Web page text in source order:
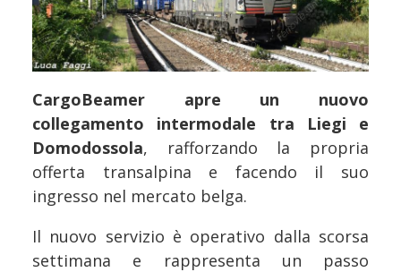
CargoBeamer apre un nuovo
collegamento intermodale tra Liegi e
Domodossola, rafforzando la propria
offerta transalpina e facendo il suo
ingresso nel mercato belga.
Il nuovo servizio è operativo dalla scorsa
settimana e rappresenta un passo